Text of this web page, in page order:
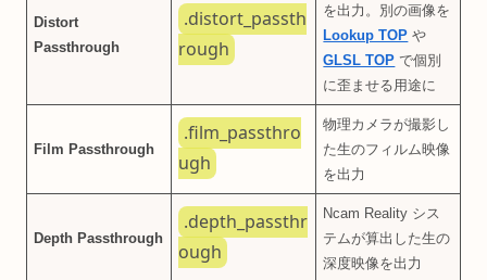
Distort
Passthrough
.distort_passth
rough
を出力。別の画像を
Lookup TOP や
GLSL TOP で個別
に歪ませる用途に
Film Passthrough
.film_passthro
ugh
物理カメラが撮影し
た生のフィルム映像
を出力
Depth Passthrough
.depth_passthr
ough
Ncam Reality シス
テムが算出した生の
深度映像を出力